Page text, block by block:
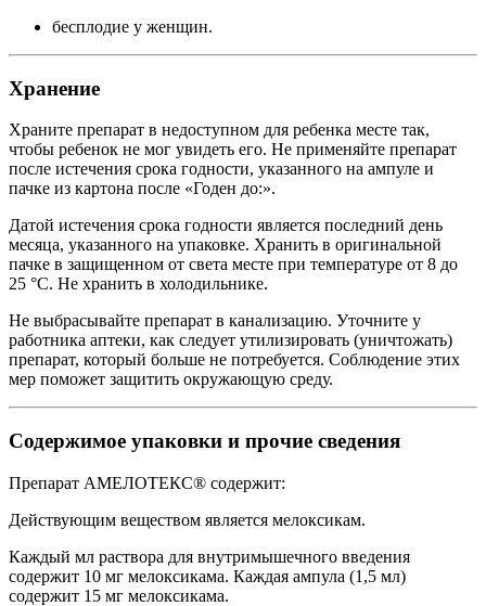
бесплодие у женщин.
Хранение
Храните препарат в недоступном для ребенка месте так,
чтобы ребенок не мог увидеть его. Не применяйте препарат
после истечения срока годности, указанного на ампуле и
пачке из картона после «Годен до:».
Датой истечения срока годности является последний день
месяца, указанного на упаковке. Хранить в оригинальной
пачке в защищенном от света месте при температуре от 8 до
25 °С. Не хранить в холодильнике.
Не выбрасывайте препарат в канализацию. Уточните у
работника аптеки, как следует утилизировать (уничтожать)
препарат, который больше не потребуется. Соблюдение этих
мер поможет защитить окружающую среду.
Содержимое упаковки и прочие сведения
Препарат АМЕЛОТЕКС® содержит:
Действующим веществом является мелоксикам.
Каждый мл раствора для внутримышечного введения
содержит 10 мг мелоксикама. Каждая ампула (1,5 мл)
содержит 15 мг мелоксикама.